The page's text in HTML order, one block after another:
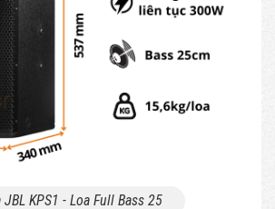
JBL KPS1 - Loa Full Bass 25